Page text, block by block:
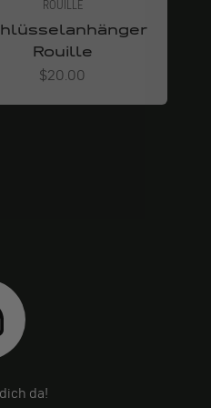
ROUILLE
Rouille
Angebot
$20.00
da!